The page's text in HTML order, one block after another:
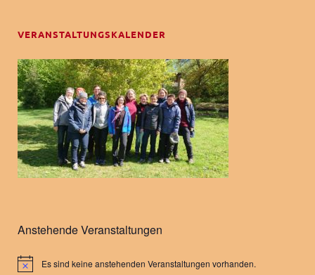
VERANSTALTUNGSKALENDER
Anstehende Veranstaltungen
H
Es sind keine anstehenden Veranstaltungen vorhanden.